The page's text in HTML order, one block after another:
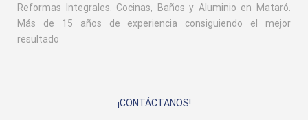
Reformas Integrales. Cocinas, Baños y Aluminio en Mataró.
Más de 15 años de experiencia consiguiendo el mejor
resultado
¡CONTÁCTANOS!